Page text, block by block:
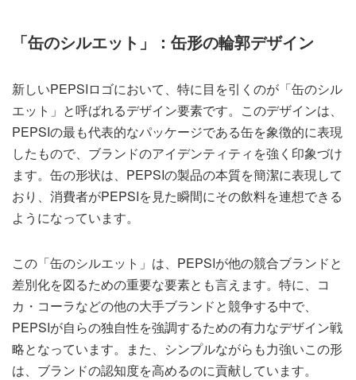
「缶のシルエット」：缶形の輪郭デザイン
新しいPEPSIロゴにおいて、特に目を引くのが「缶のシル
エット」と呼ばれるデザイン要素です。このデザインは、
PEPSIの最も代表的なパッケージである缶を象徴的に表現
したもので、ブランドのアイデンティティを強く印象づけ
ます。缶の形状は、PEPSIの製品の本質を簡潔に表現して
おり、消費者がPEPSIを見た瞬間にその飲料を連想できる
ようになっています。
この「缶のシルエット」は、PEPSIが他の競合ブランドと
差別化を図るための重要な要素とも言えます。特に、コ
カ・コーラなどの他の大手ブランドと競争する中で、
PEPSIが自らの独自性を強調するための有力なデザイン戦
略となっています。また、シンプルながらも力強いこの形
は、ブランドの認知度を高めるのに貢献しています。